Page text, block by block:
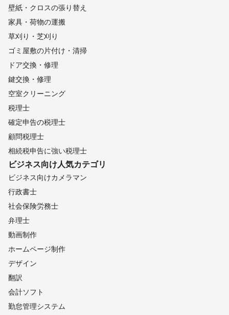
壁紙・クロスの張り替え
家具・荷物の運搬
草刈り・芝刈り
ゴミ屋敷の片付け・清掃
ドア交換・修理
鍵交換・修理
空室クリーニング
税理士
確定申告の税理士
顧問税理士
相続税申告に強い税理士
ビジネス向け人気カテゴリ
ビジネス向けカメラマン
行政書士
社会保険労務士
弁理士
動画制作
ホームページ制作
デザイン
翻訳
会計ソフト
勤怠管理システム